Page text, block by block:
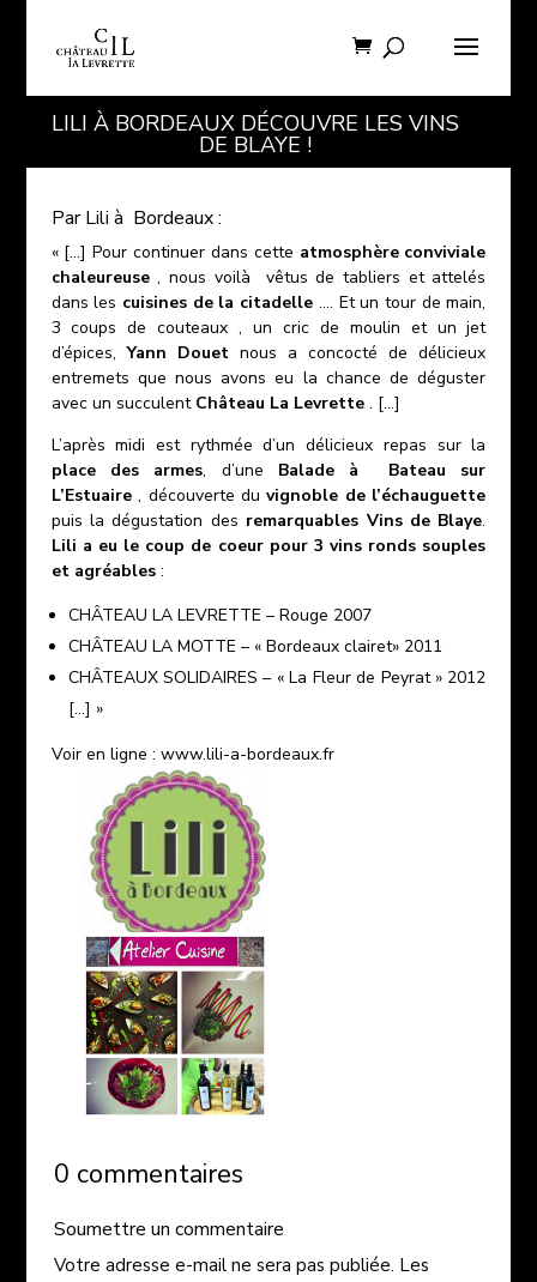
LILI À BORDEAUX DÉCOUVRE LES VINS
DE BLAYE !
Par Lili à Bordeaux :
« […] Pour continuer dans cette atmosphère conviviale
chaleureuse, nous voilà vêtus de tabliers et attelés
dans les cuisines de la citadelle …. Et un tour de main,
3 coups de couteaux , un cric de moulin et un jet
d’épices,Yann Douet nous a concocté de délicieux
entremets que nous avons eu la chance de déguster
avec un succulent Château La Levrette . […]
L’après midi est rythmée d’un délicieux repas sur la
place des armes, d’une Balade à Bateau sur
L’Estuaire, découverte duvignoble de l’échauguette
puis la dégustation des remarquables Vins de Blaye.
Lili a eu le coup de coeur pour 3 vins ronds souples
et agréables :
CHÂTEAU LA LEVRETTE – Rouge 2007
CHÂTEAU LA MOTTE – « Bordeaux clairet» 2011
CHÂTEAUX SOLIDAIRES – « La Fleur de Peyrat » 2012
[…] »
Voir en ligne : www.lili-a-bordeaux.fr
0 commentaires
Soumettre un commentaire
Votre adresse e-mail ne sera pas publiée. Les